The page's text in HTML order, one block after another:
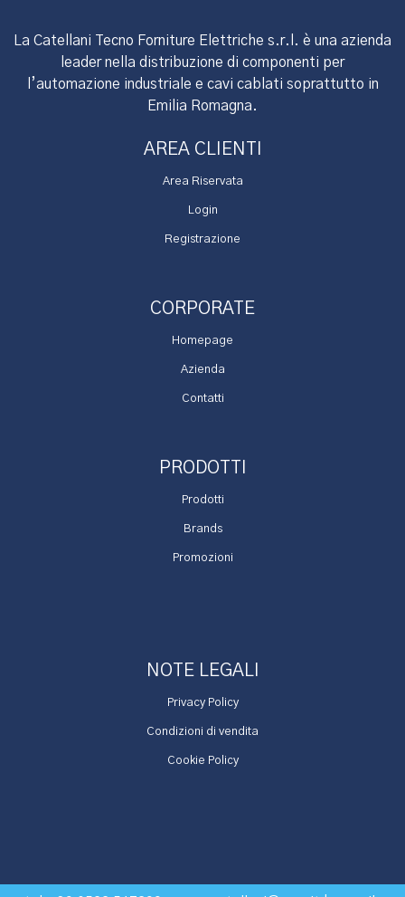
La Catellani Tecno Forniture Elettriche s.r.l. è una azienda
leader nella distribuzione di componenti per
l’automazione industriale e cavi cablati soprattutto in
Emilia Romagna.
AREA CLIENTI
Area Riservata
Login
Registrazione
CORPORATE
Homepage
Azienda
Contatti
PRODOTTI
Prodotti
Brands
Promozioni
NOTE LEGALI
Privacy Policy
Condizioni di vendita
Cookie Policy